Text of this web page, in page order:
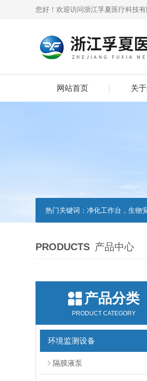
您好！欢迎访问浙江孚夏医疗科技有
网站首页 关
热门关键词： 净化工作台，生物
PRODUCTS 产品中心
产品分类
PRODUCT CATEGORY
环境监测设备
隔膜液泵